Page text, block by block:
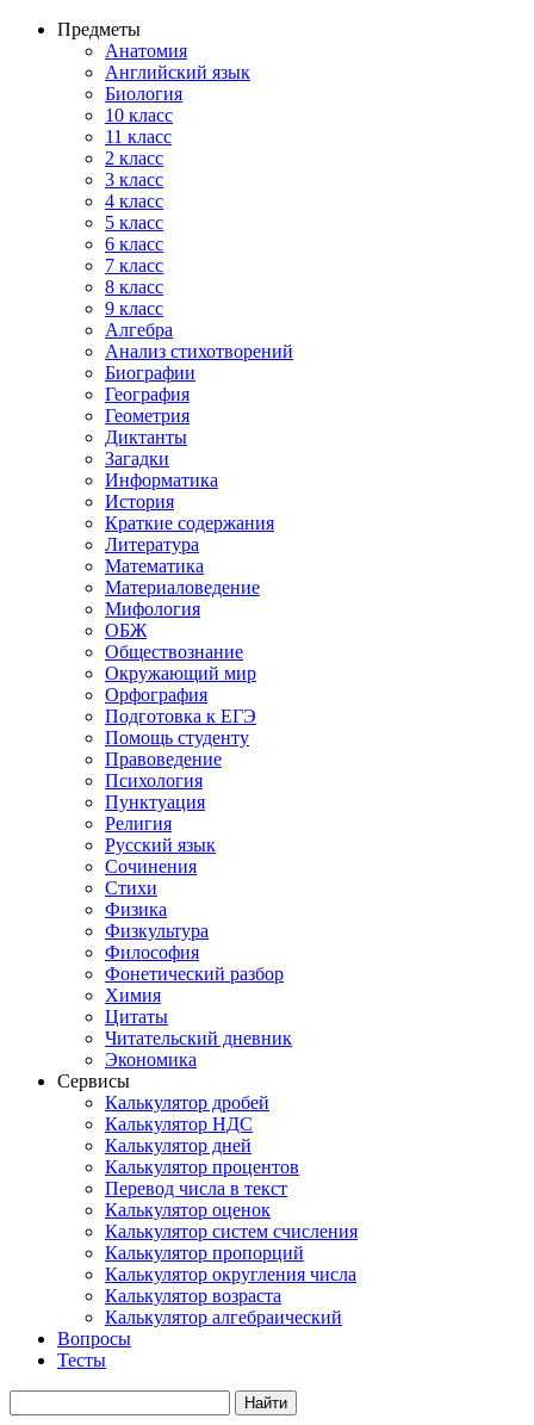
Предметы
Анатомия
Английский язык
Биология
10 класс
11 класс
2 класс
3 класс
4 класс
5 класс
6 класс
7 класс
8 класс
9 класс
Алгебра
Анализ стихотворений
Биографии
География
Геометрия
Диктанты
Загадки
Информатика
История
Краткие содержания
Литература
Математика
Материаловедение
Мифология
ОБЖ
Обществознание
Окружающий мир
Орфография
Подготовка к ЕГЭ
Помощь студенту
Правоведение
Психология
Пунктуация
Религия
Русский язык
Сочинения
Стихи
Физика
Физкультура
Философия
Фонетический разбор
Химия
Цитаты
Читательский дневник
Экономика
Сервисы
Калькулятор дробей
Калькулятор НДС
Калькулятор дней
Калькулятор процентов
Перевод числа в текст
Калькулятор оценок
Калькулятор систем счисления
Калькулятор пропорций
Калькулятор округления числа
Калькулятор возраста
Калькулятор алгебраический
Вопросы
Тесты
Найти